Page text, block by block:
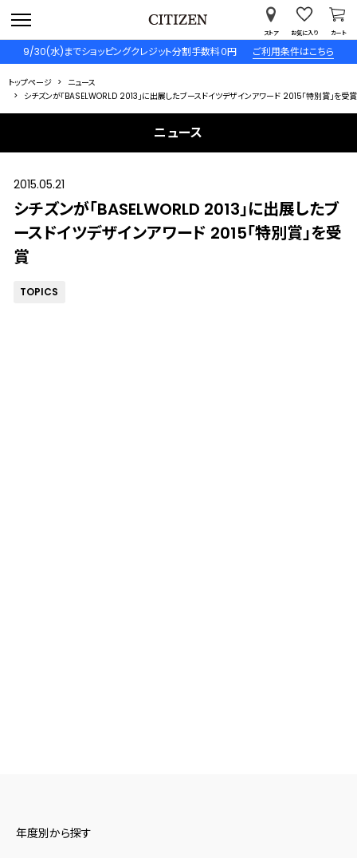
9/30(水)までショッピングクレジット分割手数料０円 ご利用条件はこちら
ストア お気に入り カート
トップページ
ニュース
シチズンが「BASELWORLD 2013」に出展したブースドイツデザインアワード 2015「特別賞」を受賞
ニュース
2015.05.21
シチズンが「BASELWORLD 2013」に出展したブ
ースドイツデザインアワード 2015「特別賞」を受
賞
TOPICS
年度別から探す